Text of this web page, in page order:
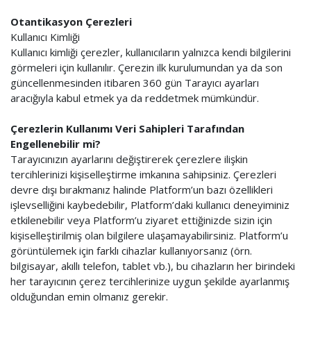
Otantikasyon Çerezleri
Kullanıcı Kimliği
Kullanıcı kimliği çerezler, kullanıcıların yalnızca kendi bilgilerini
görmeleri için kullanılır. Çerezin ilk kurulumundan ya da son
güncellenmesinden itibaren 360 gün Tarayıcı ayarları
aracığıyla kabul etmek ya da reddetmek mümkündür.
Çerezlerin Kullanımı Veri Sahipleri Tarafından
Engellenebilir mi?
Tarayıcınızın ayarlarını değiştirerek çerezlere ilişkin
tercihlerinizi kişiselleştirme imkanına sahipsiniz. Çerezleri
devre dışı bırakmanız halinde Platform’un bazı özellikleri
işlevselliğini kaybedebilir, Platform’daki kullanıcı deneyiminiz
etkilenebilir veya Platform’u ziyaret ettiğinizde sizin için
kişiselleştirilmiş olan bilgilere ulaşamayabilirsiniz. Platform’u
görüntülemek için farklı cihazlar kullanıyorsanız (örn.
bilgisayar, akıllı telefon, tablet vb.), bu cihazların her birindeki
her tarayıcının çerez tercihlerinize uygun şekilde ayarlanmış
olduğundan emin olmanız gerekir.